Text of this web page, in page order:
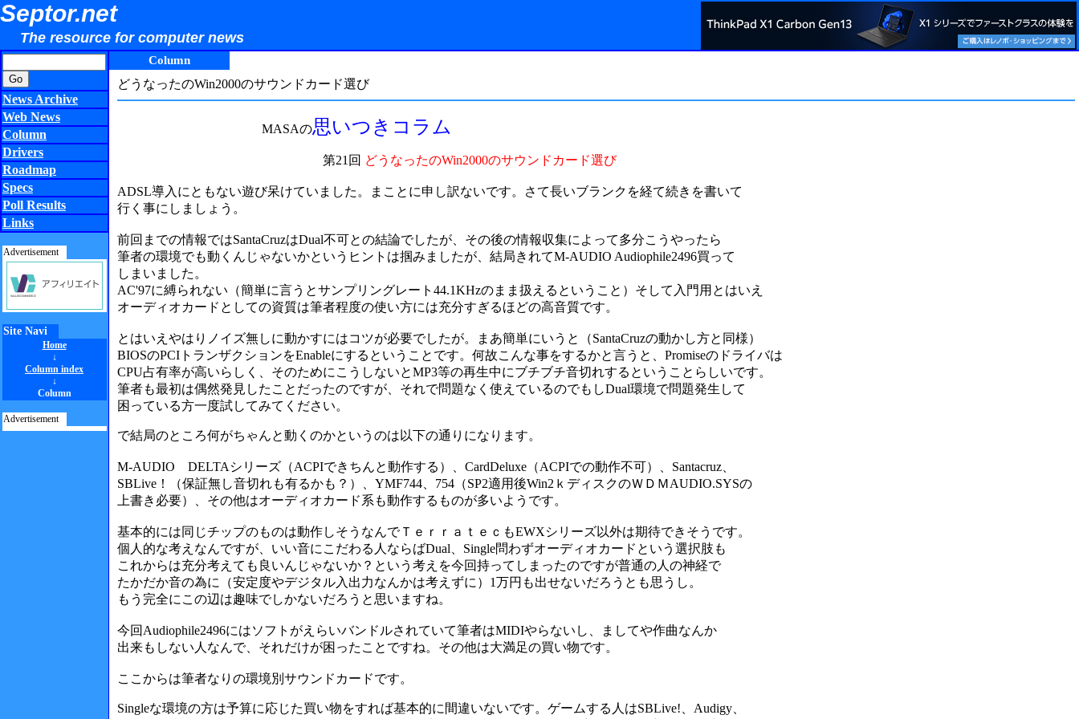
Septor.net
The resource for computer news
News Archive
Web News
Column
Drivers
Roadmap
Specs
Poll Results
Links
Advertisement
Site Navi
Home
↓
Column index
↓
Column
Advertisement
Column
どうなったのWin2000のサウンドカード選び
MASAの思いつきコラム
第21回 どうなったのWin2000のサウンドカード選び
ADSL導入にともない遊び呆けていました。まことに申し訳ないです。さて長いブランクを経て続きを書いて
行く事にしましょう。
前回までの情報ではSantaCruzはDual不可との結論でしたが、その後の情報収集によって多分こうやったら
筆者の環境でも動くんじゃないかというヒントは掴みましたが、結局きれてM-AUDIO Audiophile2496買って
しまいました。
AC'97に縛られない（簡単に言うとサンプリングレート44.1KHzのまま扱えるということ）そして入門用とはいえ
オーディオカードとしての資質は筆者程度の使い方には充分すぎるほどの高音質です。
とはいえやはりノイズ無しに動かすにはコツが必要でしたが。まあ簡単にいうと（SantaCruzの動かし方と同様）
BIOSのPCIトランザクションをEnableにするということです。何故こんな事をするかと言うと、Promiseのドライバは
CPU占有率が高いらしく、そのためにこうしないとMP3等の再生中にブチブチ音切れするということらしいです。
筆者も最初は偶然発見したことだったのですが、それで問題なく使えているのでもしDual環境で問題発生して
困っている方一度試してみてください。
で結局のところ何がちゃんと動くのかというのは以下の通りになります。
M-AUDIO DELTAシリーズ（ACPIできちんと動作する）、CardDeluxe（ACPIでの動作不可）、Santacruz、
SBLive！（保証無し音切れも有るかも？）、YMF744、754（SP2適用後Win2ｋディスクのＷＤＭAUDIO.SYSの
上書き必要）、その他はオーディオカード系も動作するものが多いようです。
基本的には同じチップのものは動作しそうなんでＴｅｒｒａｔｅｃもEWXシリーズ以外は期待できそうです。
個人的な考えなんですが、いい音にこだわる人ならばDual、Single問わずオーディオカードという選択肢も
これからは充分考えても良いんじゃないか？という考えを今回持ってしまったのですが普通の人の神経で
たかだか音の為に（安定度やデジタル入出力なんかは考えずに）1万円も出せないだろうとも思うし。
もう完全にこの辺は趣味でしかないだろうと思いますね。
今回Audiophile2496にはソフトがえらいバンドルされていて筆者はMIDIやらないし、ましてや作曲なんか
出来もしない人なんで、それだけが困ったことですね。その他は大満足の買い物です。
ここからは筆者なりの環境別サウンドカードです。
Singleな環境の方は予算に応じた買い物をすれば基本的に間違いないです。ゲームする人はSBLive!、Audigy、